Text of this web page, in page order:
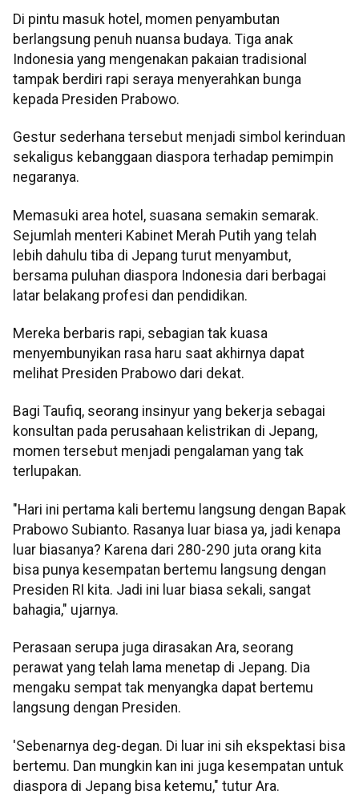
Di pintu masuk hotel, momen penyambutan
berlangsung penuh nuansa budaya. Tiga anak
Indonesia yang mengenakan pakaian tradisional
tampak berdiri rapi seraya menyerahkan bunga
kepada Presiden Prabowo.
Gestur sederhana tersebut menjadi simbol kerinduan
sekaligus kebanggaan diaspora terhadap pemimpin
negaranya.
Memasuki area hotel, suasana semakin semarak.
Sejumlah menteri Kabinet Merah Putih yang telah
lebih dahulu tiba di Jepang turut menyambut,
bersama puluhan diaspora Indonesia dari berbagai
latar belakang profesi dan pendidikan.
Mereka berbaris rapi, sebagian tak kuasa
menyembunyikan rasa haru saat akhirnya dapat
melihat Presiden Prabowo dari dekat.
Bagi Taufiq, seorang insinyur yang bekerja sebagai
konsultan pada perusahaan kelistrikan di Jepang,
momen tersebut menjadi pengalaman yang tak
terlupakan.
"Hari ini pertama kali bertemu langsung dengan Bapak
Prabowo Subianto. Rasanya luar biasa ya, jadi kenapa
luar biasanya? Karena dari 280-290 juta orang kita
bisa punya kesempatan bertemu langsung dengan
Presiden RI kita. Jadi ini luar biasa sekali, sangat
bahagia," ujarnya.
Perasaan serupa juga dirasakan Ara, seorang
perawat yang telah lama menetap di Jepang. Dia
mengaku sempat tak menyangka dapat bertemu
langsung dengan Presiden.
'Sebenarnya deg-degan. Di luar ini sih ekspektasi bisa
bertemu. Dan mungkin kan ini juga kesempatan untuk
diaspora di Jepang bisa ketemu," tutur Ara.